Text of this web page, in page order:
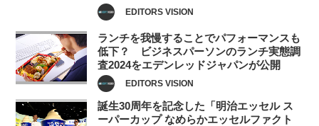
EDITORS VISION
ランチを我慢することでパフォーマンスも
低下？ ビジネスパーソンのランチ実態調
査2024をエデンレッドジャパンが公開
EDITORS VISION
誕生30周年を記念した「明治エッセル ス
ーパーカップ なめらかエッセルファクト